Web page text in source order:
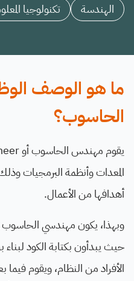
الهندسة تكنولوجيا
ما هو الوصف
الحاسوب؟
المعدات وأنظمة البرمجيات
أهدافها من الأعمال.
وبهذا، يكون مهندسي الحاسوب
حيث يبدأون بكتابة الكود
الأفراد من النظام، ويقوم فيما